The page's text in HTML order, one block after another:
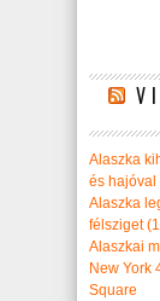
Alaszka
és hajóval
Alaszka
félsziget
Alaszkai
New York
Square